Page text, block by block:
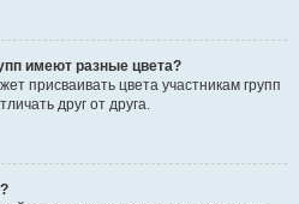
имеют разные цвета?
присваивать цвета участникам групп
друг от друга.